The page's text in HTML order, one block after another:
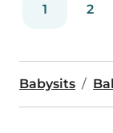
1 2
Babysits